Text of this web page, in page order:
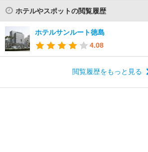
ホテルやスポットの閲覧履歴
ホテルサンルート徳島
4.08
閲覧履歴をもっと見る